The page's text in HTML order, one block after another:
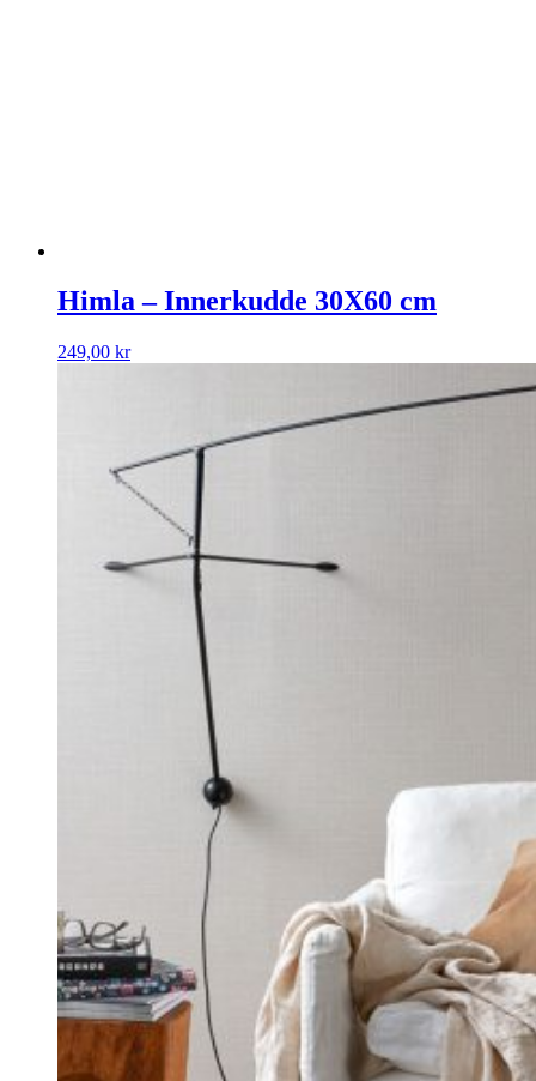
Himla – Innerkudde 30X60 cm
249,00 kr